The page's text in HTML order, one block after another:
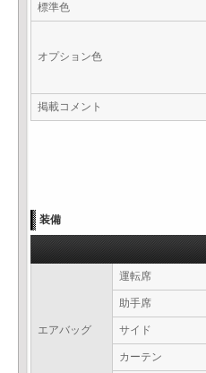
標準色
オプション色
掲載コメント
装備
エアバッグ
運転席
助手席
サイド
カーテン